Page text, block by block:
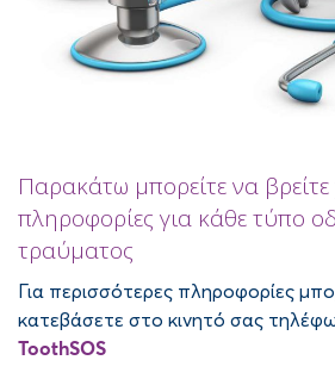
Παρακάτω μπορείτε να βρείτε
πληροφορίες για κάθε τύπο
τραύματος
Για περισσότερες πληροφορίες
κατεβάσετε στο κινητό σας
ToothSOS